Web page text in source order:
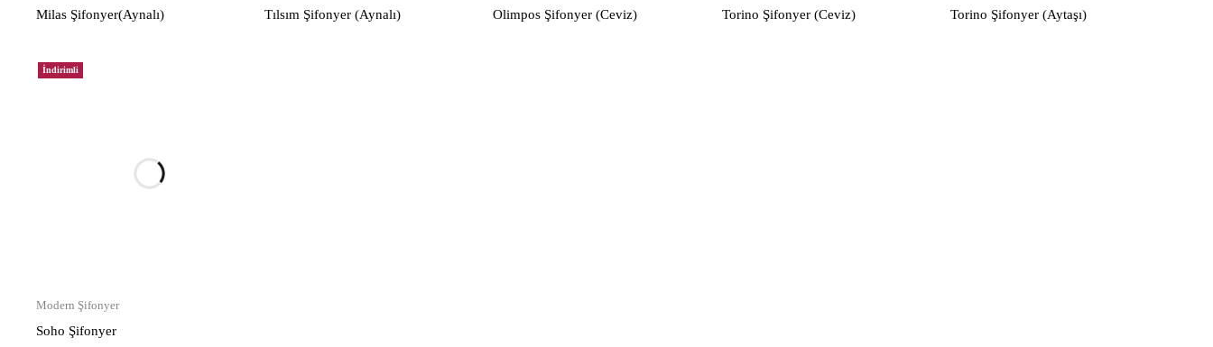
Milas Şifonyer(Aynalı) Tılsım Şifonyer (Aynalı) Olimpos Şifonyer (Ceviz) Torino Şifonyer (Ceviz) Torino Şifonyer (Aytaşı)
İndirimli
Modern Şifonyer
Soho Şifonyer